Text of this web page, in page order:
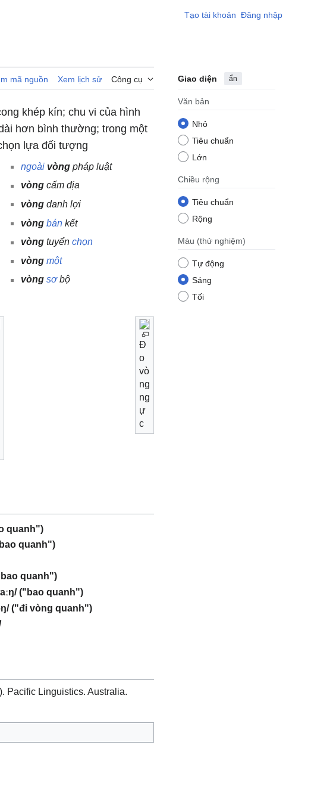
Tạo tài khoản Đăng nhập
mã nguồn Xem lịch sử Công cụ Giao diện ẩn
Văn bản
Nhỏ
Tiêu chuẩn
Lớn
Chiều rộng
Tiêu chuẩn
Rộng
Màu (thử nghiệm)
Tự động
Sáng
Tối
khép kín; chu vi của hình
hơn bình thường; trong một
lựa đối tượng
ngoài vòngpháp luật
vòngcấm địa
vòngdanh lợi
vòng bánkết
vòngtuyển chọn
vòng một
vòng sơbộ
Đ
o
vò
ng
ng
ự
c
quanh")
quanh")
quanh")
("bao quanh")
("đi vòng quanh")
Pacific Linguistics. Australia.